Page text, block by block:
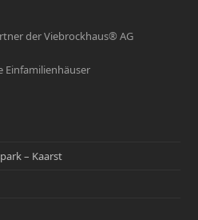
der Viebrockhaus® AG
Einfamilienhäuser
– Kaarst